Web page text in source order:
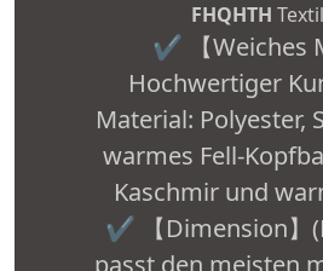
FHQHTH
✔️ 【Weiches
Hochwertiger
Material: Polyester,
warmes Fell-
Kaschmir und
✔️ 【Dimension】
passt den meisten